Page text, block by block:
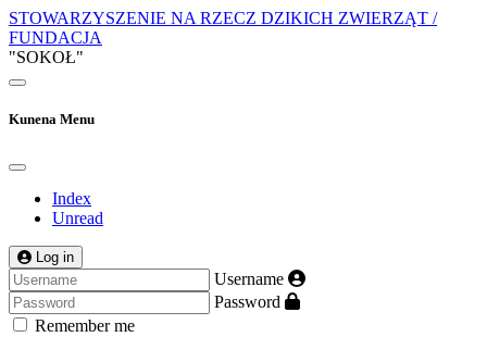
STOWARZYSZENIE NA RZECZ DZIKICH ZWIERZĄT /
FUNDACJA
"SOKOŁ"
Kunena Menu
Index
Unread
Log in
Username
Password
Remember me